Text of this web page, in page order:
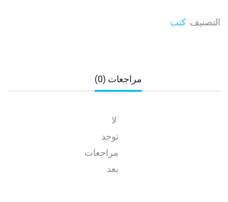
التصنيف: كتب
مراجعات (0)
لا
توجد
مراجعات
بعد.